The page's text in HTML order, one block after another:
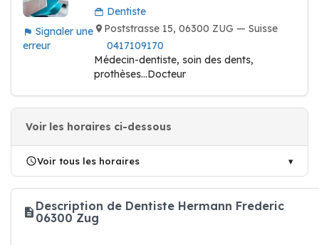
Signaler une
erreur
Dentiste
Poststrasse 15, 06300 ZUG — Suisse
0417109170
Médecin-dentiste, soin des dents,
prothèses...Docteur
Voir les horaires ci-dessous
Voir tous les horaires
Description de Dentiste Hermann Frederic
06300 Zug